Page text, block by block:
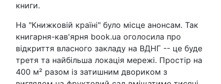
книги.
На "Книжковій країні" було місце анонсам. Так
книгарня-кав'ярня book.ua оголосила про
відкриття власного закладу на ВДНГ -- це буде
третя та найбільша локація мережі. Простір на
400 м² разом із затишним двориком з